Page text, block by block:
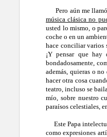
Pero aún me llamó
música clásica no
usted lo mismo, o
coche o en un
hace conciliar varios
¡Y pensar que
bondadosamente,
además, quieras o
hacer otra cosa
teatro, incluso se
mío, sobre nuestro
paraísos celestiales,
Este Papa
como expresiones